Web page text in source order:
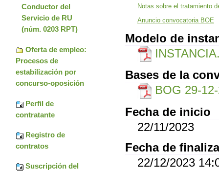
Conductor del
Servicio de RU
(núm. 0203 RPT)
Oferta de empleo:
Procesos de
estabilización por
concurso-oposición
Perfil de
contratante
Registro de
contratos
Suscripción del
Notas sobre el tratamiento
Anuncio convocatoria BOE
Modelo de
Bases de la
BOG 29-
Fecha de inicio
22/11/2023
Fecha de
22/12/2023